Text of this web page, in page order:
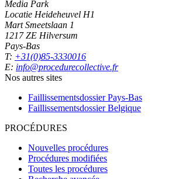
Media Park
Locatie Heideheuvel H1
Mart Smeetslaan 1
1217 ZE Hilversum
Pays-Bas
T: +31(0)85-3330016
E: info@procedurecollective.fr
Nos autres sites
Faillissementsdossier Pays-Bas
Faillissementsdossier Belgique
PROCÉDURES
Nouvelles procédures
Procédures modifiées
Toutes les procédures